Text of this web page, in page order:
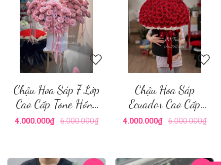
Chậu Hoa Sáp 7 Lớp
Cao Cấp Tone Hồng
Cam
4.000.000₫ 6.000.000₫
Chậu Hoa Sáp
Ecuador Cao Cấp
Siêu To
4.000.000₫ 6.000.000₫